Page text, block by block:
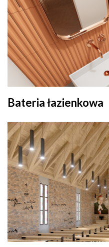
Bateria łazienkowa